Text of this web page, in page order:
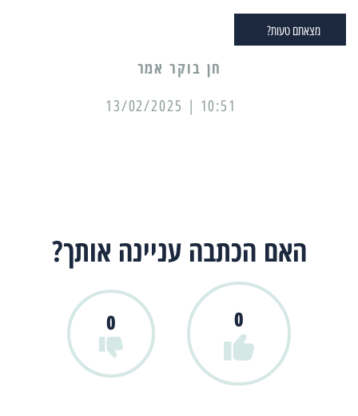
מצאתם טעות?
10:51 | 13/02/2025
האם הכתבה עניינה אותך?
0
0